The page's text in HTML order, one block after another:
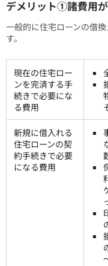
デメリット①諸費用
一般的に住宅ローンの借
す。
現在の住宅ロー
ンを完済する手
続きで必要にな
る費用
新規に借入れる
住宅ローンの契
約手続きで必要
になる費用